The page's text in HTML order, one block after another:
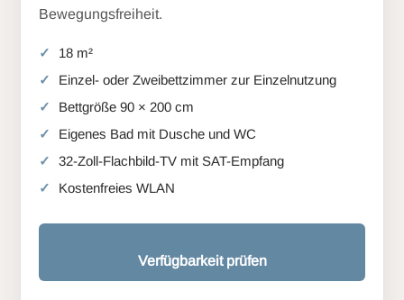
Bewegungsfreiheit.
18 m²
Einzel- oder Zweibettzimmer zur Einzelnutzung
Bettgröße 90 × 200 cm
Eigenes Bad mit Dusche und WC
32-Zoll-Flachbild-TV mit SAT-Empfang
Kostenfreies WLAN
Verfügbarkeit prüfen